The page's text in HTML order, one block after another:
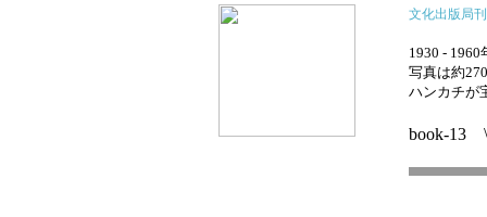
文化出版局刊
1930 -
写真は約
ハンカチが
book-13